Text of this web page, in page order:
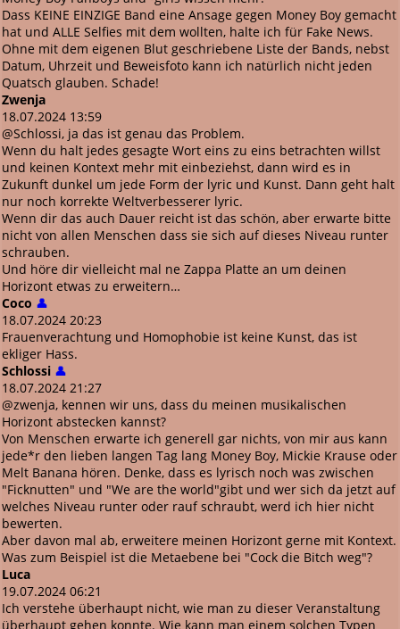
Dass KEINE EINZIGE Band eine Ansage gegen Money Boy gemacht
hat und ALLE Selfies mit dem wollten, halte ich für Fake News.
Ohne mit dem eigenen Blut geschriebene Liste der Bands, nebst
Datum, Uhrzeit und Beweisfoto kann ich natürlich nicht jeden
Quatsch glauben. Schade!
Zwenja
18.07.2024 13:59
@Schlossi, ja das ist genau das Problem.
Wenn du halt jedes gesagte Wort eins zu eins betrachten willst
und keinen Kontext mehr mit einbeziehst, dann wird es in
Zukunft dunkel um jede Form der lyric und Kunst. Dann geht halt
nur noch korrekte Weltverbesserer lyric.
Wenn dir das auch Dauer reicht ist das schön, aber erwarte bitte
nicht von allen Menschen dass sie sich auf dieses Niveau runter
schrauben.
Und höre dir vielleicht mal ne Zappa Platte an um deinen
Horizont etwas zu erweitern…
Coco 👤
18.07.2024 20:23
Frauenverachtung und Homophobie ist keine Kunst, das ist
ekliger Hass.
Schlossi 👤
18.07.2024 21:27
@zwenja, kennen wir uns, dass du meinen musikalischen
Horizont abstecken kannst?
Von Menschen erwarte ich generell gar nichts, von mir aus kann
jede*r den lieben langen Tag lang Money Boy, Mickie Krause oder
Melt Banana hören. Denke, dass es lyrisch noch was zwischen
"Ficknutten" und "We are the world"gibt und wer sich da jetzt auf
welches Niveau runter oder rauf schraubt, werd ich hier nicht
bewerten.
Aber davon mal ab, erweitere meinen Horizont gerne mit Kontext.
Was zum Beispiel ist die Metaebene bei "Cock die Bitch weg"?
Luca
19.07.2024 06:21
Ich verstehe überhaupt nicht, wie man zu dieser Veranstaltung
überhaupt gehen konnte. Wie kann man einem solchen Typen